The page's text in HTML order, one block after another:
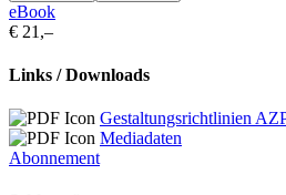
eBook
€ 21,–
Links / Downloads
Gestaltungsrichtlinien
Mediadaten
Abonnement